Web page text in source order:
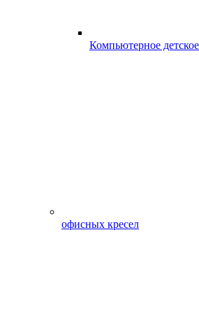
Компьютерное
офисных кресел